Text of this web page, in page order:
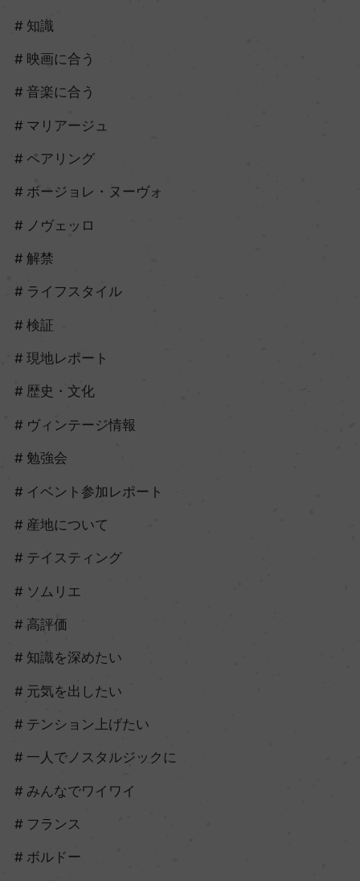
知識
映画に合う
音楽に合う
マリアージュ
ペアリング
ボージョレ・ヌーヴォ
ノヴェッロ
解禁
ライフスタイル
検証
現地レポート
歴史・文化
ヴィンテージ情報
勉強会
イベント参加レポート
産地について
テイスティング
ソムリエ
高評価
知識を深めたい
元気を出したい
テンション上げたい
一人でノスタルジックに
みんなでワイワイ
フランス
ボルドー